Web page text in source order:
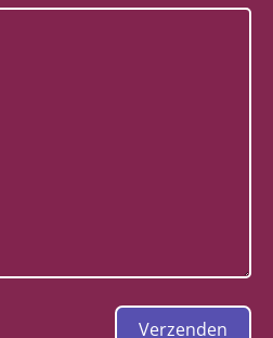
Verzenden